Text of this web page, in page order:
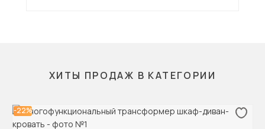
ХИТЫ ПРОДАЖ В КАТЕГОРИИ
-22%